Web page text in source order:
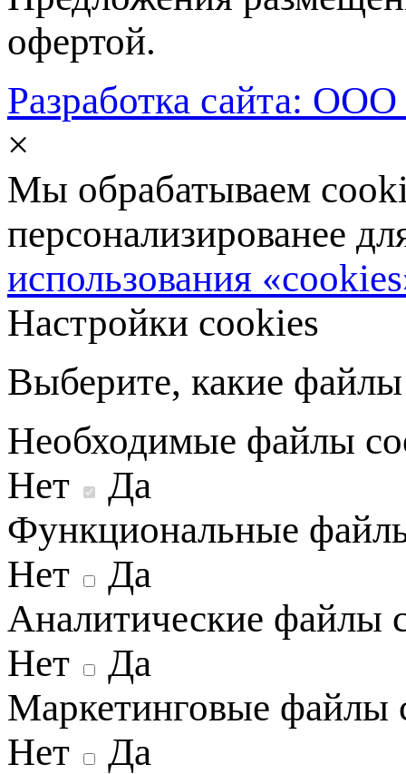
офертой.
Разработка сайта: ООО
×
Мы обрабатываем
персонализированее
использования
Настройки cookies
Выберите, какие
Необходимые файлы
Нет
Да
Функциональные
Нет
Да
Аналитические файлы
Нет
Да
Маркетинговые файлы
Нет
Да